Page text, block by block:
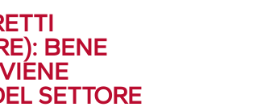
BENE
SETTORE